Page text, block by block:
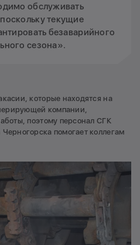
обслуживать
текущие
безаварийного
сезона».
которые находятся на
компании,
поэтому персонал СГК
помогает коллегам